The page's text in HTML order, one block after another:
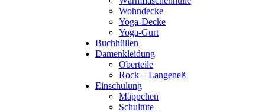
Wohndecke
Yoga-Decke
Yoga-Gurt
Buchhüllen
Damenkleidung
Oberteile
Rock – Langeneß
Einschulung
Mäppchen
Schultüte